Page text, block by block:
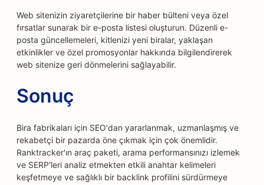
Web sitenizin ziyaretçilerine bir haber bülteni veya özel
fırsatlar sunarak bir e-posta listesi oluşturun. Düzenli e-
posta güncellemeleri, kitlenizi yeni biralar, yaklaşan
etkinlikler ve özel promosyonlar hakkında bilgilendirerek
web sitenize geri dönmelerini sağlayabilir.
Sonuç
Bira fabrikaları için SEO'dan yararlanmak, uzmanlaşmış ve
rekabetçi bir pazarda öne çıkmak için çok önemlidir.
Ranktracker'ın araç paketi, arama performansınızı izlemek
ve SERP'leri analiz etmekten etkili anahtar kelimeleri
keşfetmeye ve sağlıklı bir backlink profilini sürdürmeye